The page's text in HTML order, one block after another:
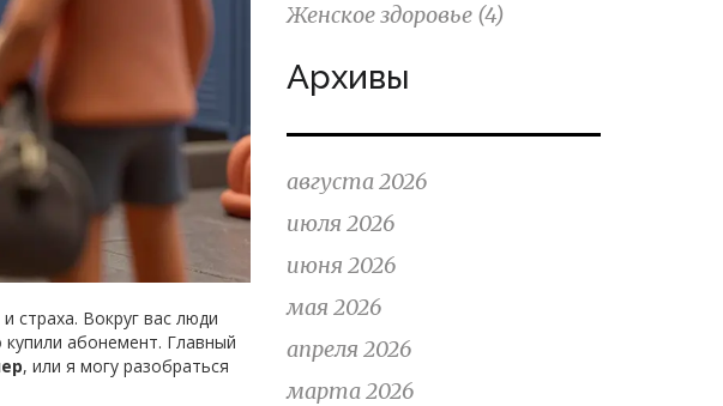
страха. Вокруг вас люди
абонемент. Главный
, или я могу разобраться
Женское здоровье (4)
Архивы
августа 2026
июля 2026
июня 2026
мая 2026
апреля 2026
марта 2026